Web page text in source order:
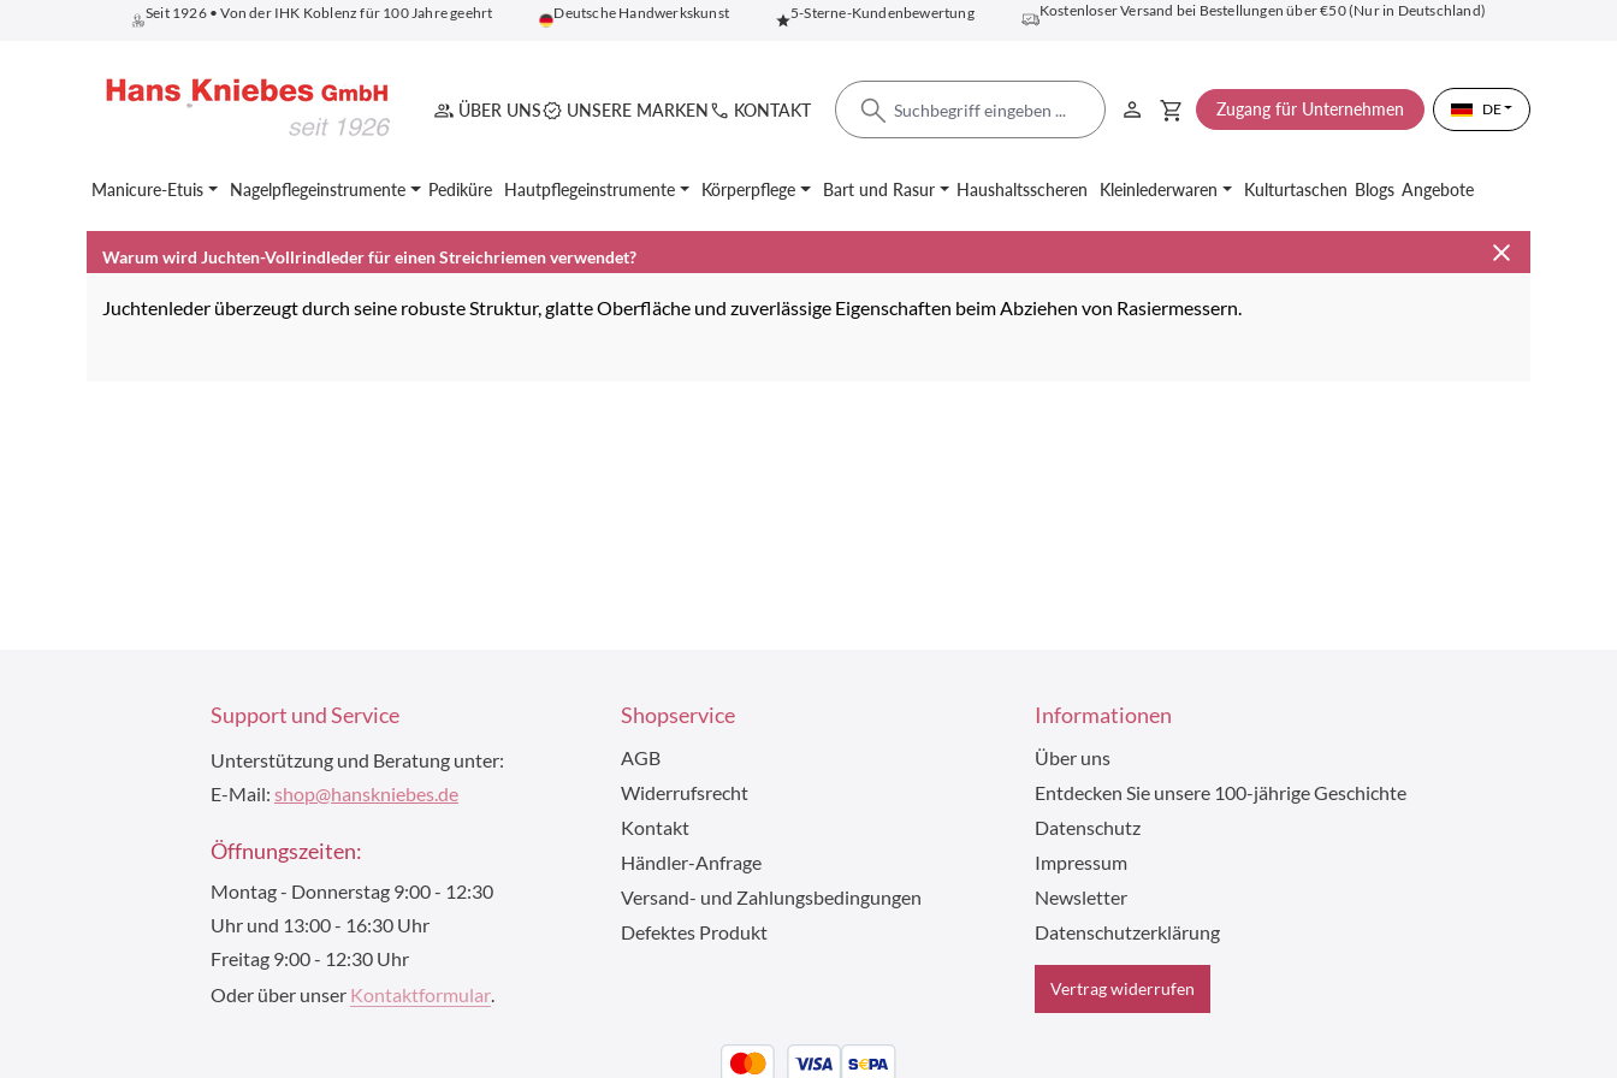
Zur Hauptnavigation springen
Seit 1926 • Von der IHK Koblenz für 100 Jahre geehrt Deutsche Handwerkskunst 5-Sterne-Kundenbewertung Kostenloser Versand bei Bestellungen über €50 (Nur in Deutschland)
ÜBER UNS UNSERE MARKEN KONTAKT Zugang für Unternehmen DE
Manicure-Etuis Nagelpflegeinstrumente Pediküre Hautpflegeinstrumente Körperpflege Bart und Rasur Haushaltsscheren Kleinlederwaren Kulturtaschen Blogs Angebote
Warum wird Juchten-Vollrindleder für einen Streichriemen verwendet?
Juchtenleder überzeugt durch seine robuste Struktur, glatte Oberfläche und zuverlässige Eigenschaften beim Abziehen von Rasiermessern.
Support und Service
Unterstützung und Beratung unter:
E-Mail: shop@hanskniebes.de
Öffnungszeiten:
Montag - Donnerstag 9:00 - 12:30
Uhr und 13:00 - 16:30 Uhr
Freitag 9:00 - 12:30 Uhr
Oder über unser Kontaktformular.
Shopservice
AGB
Widerrufsrecht
Kontakt
Händler-Anfrage
Versand- und Zahlungsbedingungen
Defektes Produkt
Informationen
Über uns
Entdecken Sie unsere 100-jährige Geschichte
Datenschutz
Impressum
Newsletter
Datenschutzerklärung
Vertrag widerrufen